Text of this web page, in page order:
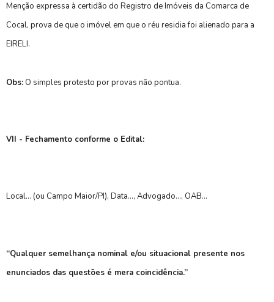
Menção expressa à certidão do Registro de Imóveis da Comarca de
Cocal, prova de que o imóvel em que o réu residia foi alienado para a
EIRELI.
Obs:O simples protesto por provas não pontua.
VII - Fechamento conforme o Edital:
Local... (ou Campo Maior/PI), Data..., Advogado..., OAB...
“Qualquer semelhança nominal e/ou situacional presente nos
enunciados das questões é mera coincidência.”